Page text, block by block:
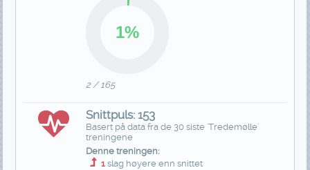
2 / 165
Snittpuls: 153
Basert på data fra de 30 siste 'Tredemølle'
treningene
Denne treningen:
1 slag høyere enn snittet